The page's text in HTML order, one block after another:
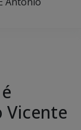
Vicente